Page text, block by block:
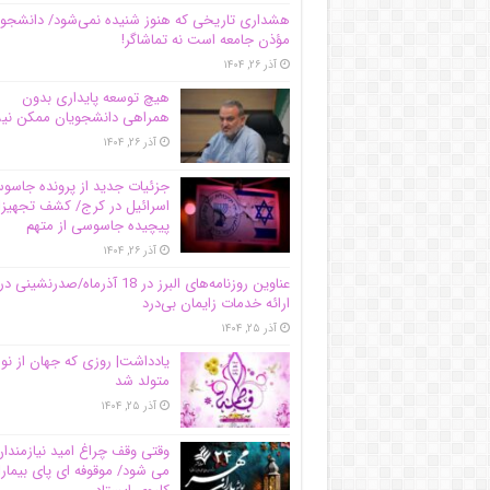
هشداری تاریخی که هنوز شنیده نمی‌شود/ دانشجو
مؤذن جامعه است نه تماشاگر!
آذر ۲۶, ۱۴۰۴
هیچ توسعه پایداری بدون
همراهی دانشجویان ممکن
آذر ۲۶, ۱۴۰۴
جزئیات جدید از پرونده
اسرائیل در کرج/‌ کشف
پیچیده جاسوسی از متهم
آذر ۲۶, ۱۴۰۴
عناوین روزنامه‌های البرز در ‌18 آذرماه/صدرنشینی در
ارائه خدمات زایمان بی‌درد
آذر ۲۵, ۱۴۰۴
یادداشت| روزی که جهان از نو
متولد شد
آذر ۲۵, ۱۴۰۴
وقتی وقف چراغ امید
می شود/ موقوفه ای پای